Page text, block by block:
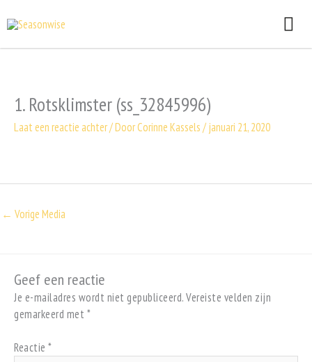
naar
1. Rotsklimster (ss_32845996)
Laat een reactie achter/ DoorCorinne Kassels/januari 21, 2020
← Vorige Media
Geef een reactie
Je e-mailadres wordt niet gepubliceerd.Vereiste velden zijn
gemarkeerd met *
Reactie *